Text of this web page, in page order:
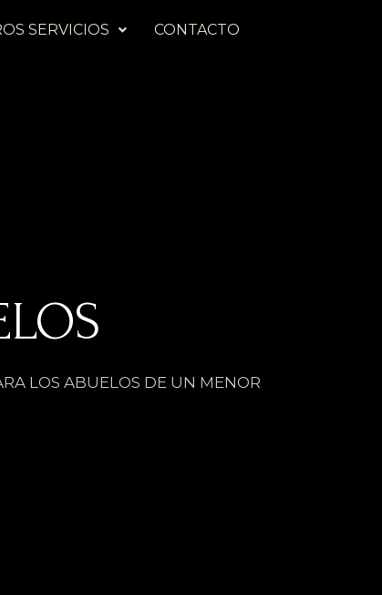
SERVICIOS CONTACTO
LOS ABUELOS DE UN MENOR